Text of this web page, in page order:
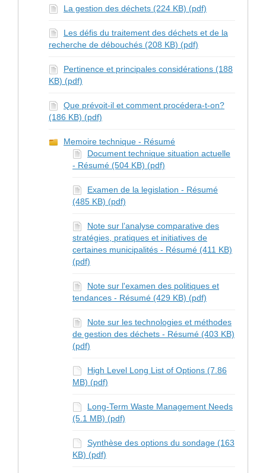
La gestion des déchets (224 KB) (pdf)
Les défis du traitement des déchets et de la
recherche de débouchés (208 KB) (pdf)
Pertinence et principales considérations (188
KB) (pdf)
Que prévoit-il et comment procédera-t-on?
(186 KB) (pdf)
Memoire technique - Résumé
Document technique situation actuelle
- Résumé (504 KB) (pdf)
Examen de la legislation - Résumé
(485 KB) (pdf)
Note sur l’analyse comparative des
stratégies, pratiques et initiatives de
certaines municipalités - Résumé (411 KB)
(pdf)
Note sur l'examen des politiques et
tendances - Résumé (429 KB) (pdf)
Note sur les technologies et méthodes
de gestion des déchets - Résumé (403 KB)
(pdf)
High Level Long List of Options (7.86
MB) (pdf)
Long-Term Waste Management Needs
(5.1 MB) (pdf)
Synthèse des options du sondage (163
KB) (pdf)